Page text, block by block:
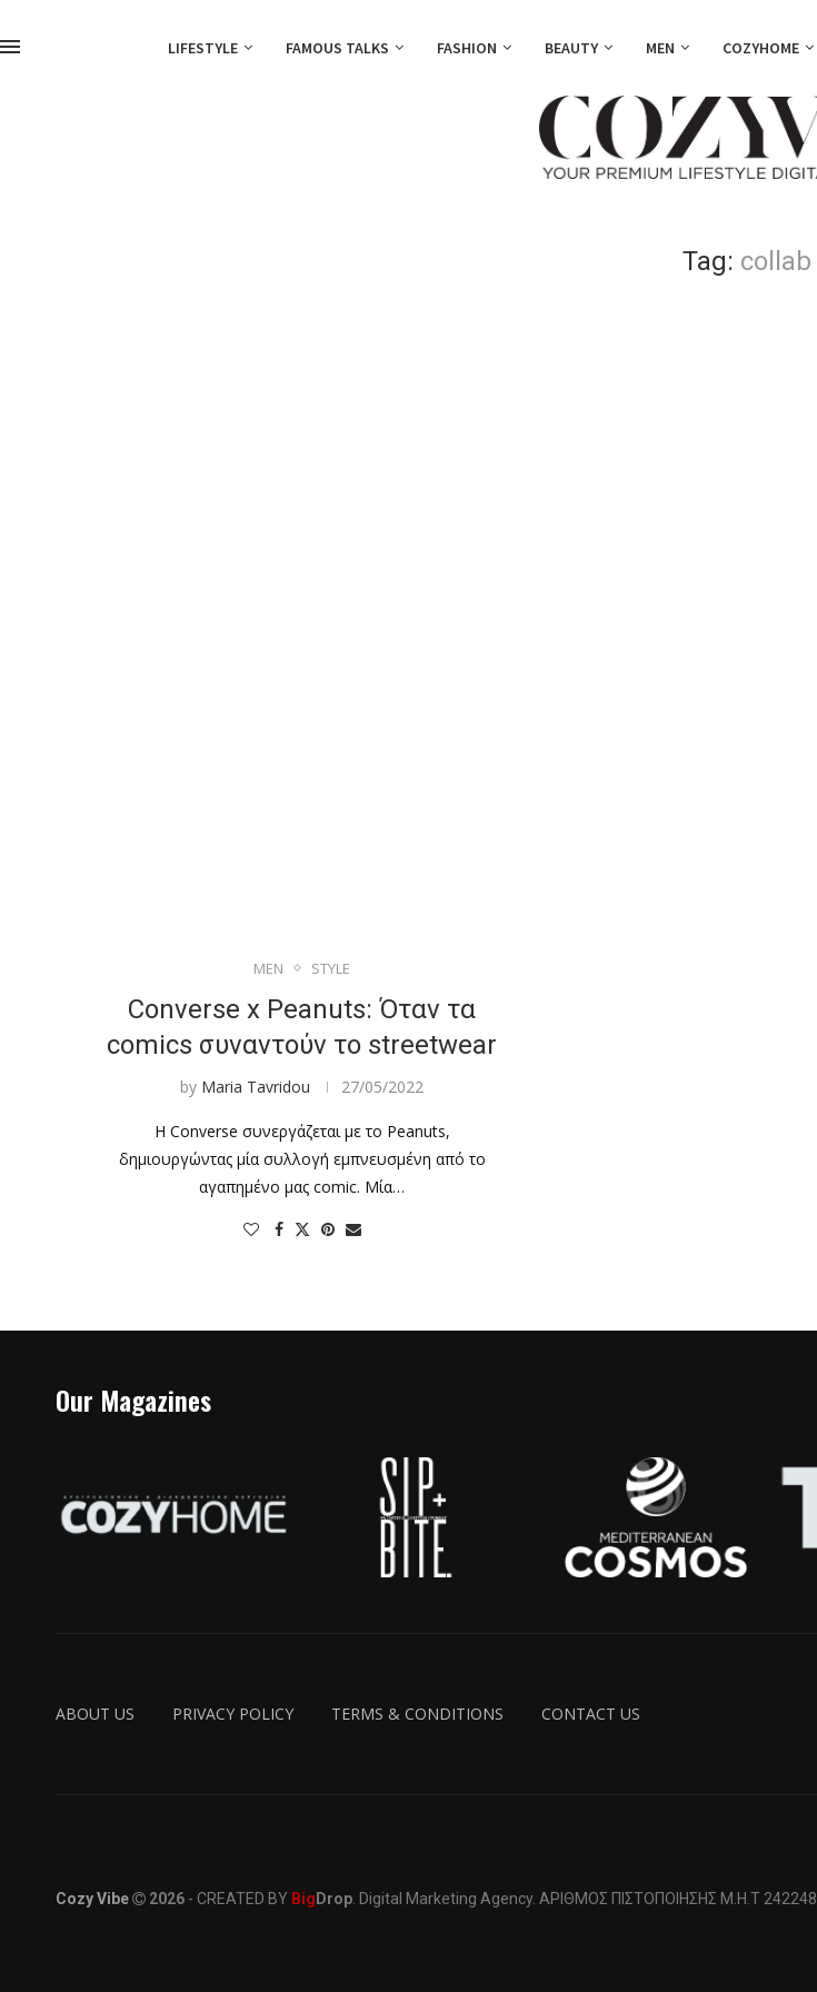
LIFESTYLE FAMOUS TALKS FASHION BEAUTY MEN COZYHOME
Tag: collab
MEN STYLE
Converse x Peanuts: Όταν τα
comics συναντούν το streetwear
by Maria Tavridou 27/05/2022
Η Converse συνεργάζεται με το Peanuts,
δημιουργώντας μία συλλογή εμπνευσμένη από το
αγαπημένο μας comic. Μία…
Our Magazines
ABOUT US PRIVACY POLICY TERMS & CONDITIONS CONTACT US
Cozy Vibe 2026 - CREATED BY Big Drop . Digital Marketing Agency. ΑΡΙΘΜΟΣ ΠΙΣΤΟΠΟΙΗΣΗΣ Μ.Η.Τ 242248